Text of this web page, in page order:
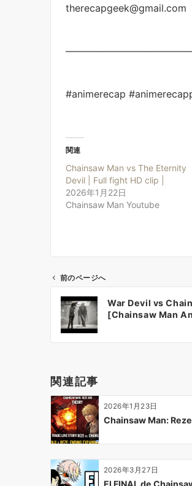
therecapgeek@gmail.com
#animerecap
関連
Chainsaw Man vs The Eternity
Devil | Full fight HD clip |
2026年1月22日
Chainsaw Man Youtube
シ
ョ
ン
前のページへ
War Devil vs
[Chainsaw Man
関連記事
2026年1月23日
Chainsaw Man:
2026年3月27日
El FINAL de